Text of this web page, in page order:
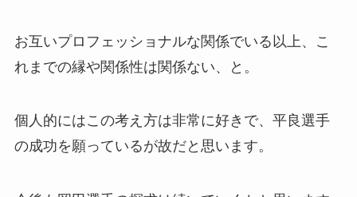
お互いプロフェッショナルな関係でいる以上、こ
れまでの縁や関係性は関係ない、と。
個人的にはこの考え方は非常に好きで、平良選手
の成功を願っているが故だと思います。